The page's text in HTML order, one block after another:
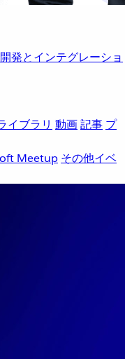
発とインテグレーショ
イブラリ 動画記事 プ
Meetup その他イベ